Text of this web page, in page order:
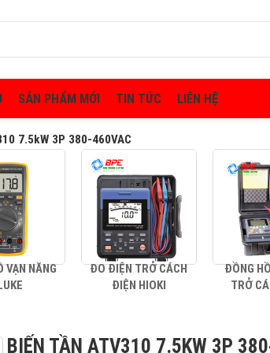
SẢN PHẨM MỚI TIN TỨC LIÊN HỆ
7.5kW 3P 380-460VAC
VẠN NĂNG
ĐO ĐIỆN TRỞ CÁCH
ĐIỆN HIOKI
ĐỒNG
TRỞ
BIẾN TẦN ATV310 7.5KW 3P